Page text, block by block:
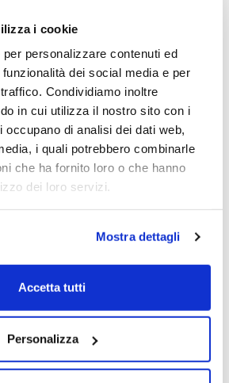
i cookie
personalizzare contenuti ed
dei social media e per
Condividiamo inoltre
in cui utilizza il nostro sito con i
occupano di analisi dei dati web,
i quali potrebbero combinarle
che ha fornito loro o che hanno
dei loro servizi.
Mostra dettagli
Accetta tutti
Personalizza
contante non è soltanto
È una questione
e culturale. E chi vuole
mercati, della società e
non può
LEGGERE LA TRILOGIA
è pensata per chi non si
chi vuole porsi domande